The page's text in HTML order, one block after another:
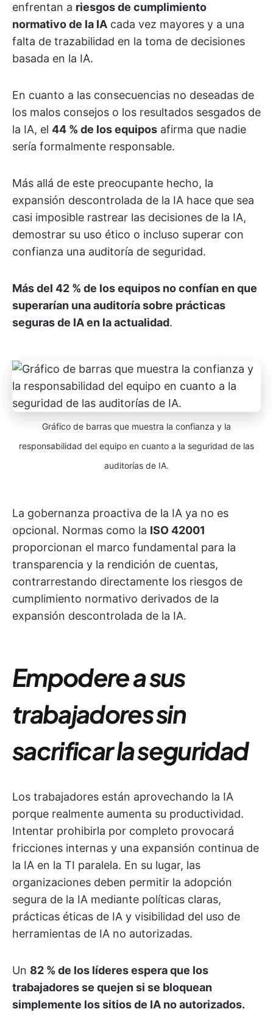
enfrentan a riesgos de cumplimiento
normativo de la IA cada vez mayores y a una
falta de trazabilidad en la toma de decisiones
basada en la IA.
En cuanto a las consecuencias no deseadas de
los malos consejos o los resultados sesgados de
la IA, el 44 % de los equipos afirma que nadie
sería formalmente responsable.
Más allá de este preocupante hecho, la
expansión descontrolada de la IA hace que sea
casi imposible rastrear las decisiones de la IA,
demostrar su uso ético o incluso superar con
confianza una auditoría de seguridad.
Más del 42 % de los equipos no confían en que
superarían una auditoría sobre prácticas
seguras de IA en la actualidad.
Gráfico de barras que muestra la confianza y la
responsabilidad del equipo en cuanto a la seguridad de las
auditorías de IA.
La gobernanza proactiva de la IA ya no es
opcional. Normas como la ISO 42001
proporcionan el marco fundamental para la
transparencia y la rendición de cuentas,
contrarrestando directamente los riesgos de
cumplimiento normativo derivados de la
expansión descontrolada de la IA.
Empodere a sus
trabajadores sin
sacrificar la seguridad
Los trabajadores están aprovechando la IA
porque realmente aumenta su productividad.
Intentar prohibirla por completo provocará
fricciones internas y una expansión continua de
la IA en la TI paralela. En su lugar, las
organizaciones deben permitir la adopción
segura de la IA mediante políticas claras,
prácticas éticas de IA y visibilidad del uso de
herramientas de IA no autorizadas.
Un 82 % de los líderes espera que los
trabajadores se quejen si se bloquean
simplemente los sitios de IA no autorizados.